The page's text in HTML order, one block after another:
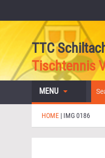
TTC
Tischtennis
MENU
HOME | IMG 0186